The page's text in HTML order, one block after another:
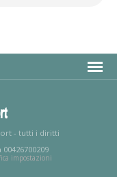
- tutti i diritti
impostazioni